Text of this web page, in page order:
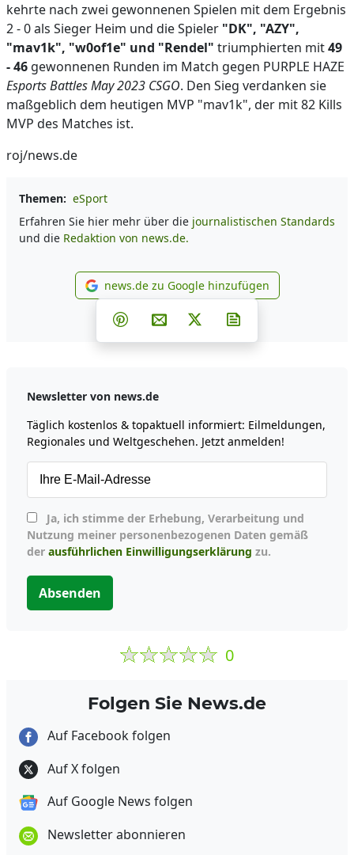
kehrte nach zwei gewonnenen Spielen mit dem Ergebnis
2 - 0 als Sieger Heim und die Spieler "DK", "AZY",
"mav1k", "w0of1e" und "Rendel" triumphierten mit49
- 46 gewonnenen Runden im Match gegen PURPLE HAZE
Esports Battles May 2023 CSGO. Den Sieg verdanken sie
maßgeblich dem heutigen MVP "mav1k", der mit 82 Kills
MVP des Matches ist.
roj/news.de
Themen: eSport
Erfahren Sie hier mehr über die journalistischen Standards
und die Redaktion von news.de.
news.de zu Google
news.de zu Google hinzufügen
Teilen auf Facebook
Teilen auf Whatsapp
Teilen auf Telegram
Teilen auf Pinterest
Per E-Mail teilen
Post auf X
Newsletter von news.de
Täglich kostenlos & topaktuell informiert: Eilmeldungen,
Regionales und Weltgeschehen. Jetzt anmelden!
Nutzung meiner personenbezogenen Daten gemäß
der ausführlichen Einwilligungserklärung zu.
Absenden
0
Folgen Sie News.de
Auf Facebook folgen
Auf X folgen
Auf Google News folgen
Newsletter abonnieren